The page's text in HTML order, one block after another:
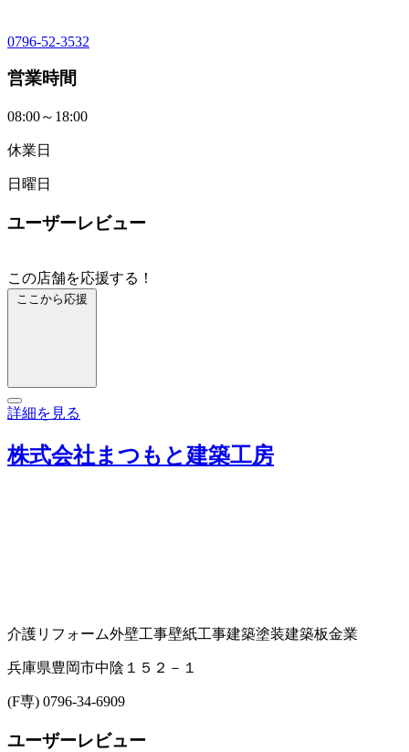
0796-52-3532
営業時間
08:00～18:00
休業日
日曜日
ユーザーレビュー
この店舗を応援する！
ここから応援
詳細を見る
株式会社まつもと建築工房
介護リフォーム外壁工事壁紙工事建築塗装建築板金業
兵庫県豊岡市中陰１５２－１
(F専) 0796-34-6909
ユーザーレビュー